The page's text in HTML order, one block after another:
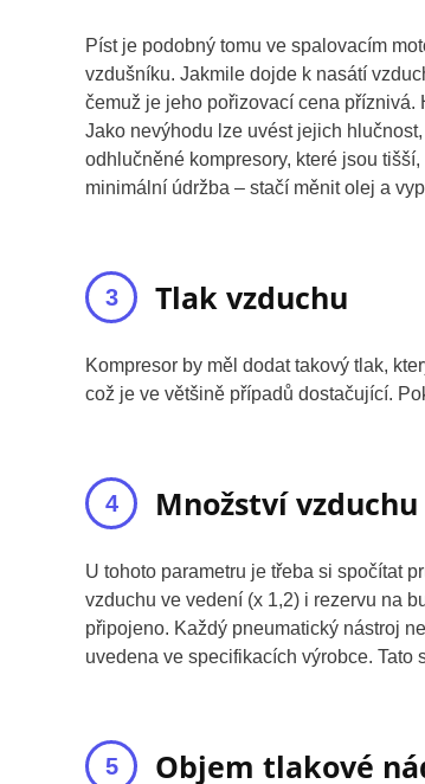
Píst je podobný tomu ve spalovacím
vzdušníku. Jakmile dojde k nasátí
čemuž je jeho pořizovací cena příznivá.
Jako nevýhodu lze uvést jejich
odhlučněné kompresory, které jsou
minimální údržba – stačí měnit olej a
Tlak vzduchu
Kompresor by měl dodat takový tlak,
což je ve většině případů dostačující.
Množství vzduchu
U tohoto parametru je třeba si spočítat
vzduchu ve vedení (x 1,2) i rezervu na
připojeno. Každý pneumatický nástroj
uvedena ve specifikacích výrobce. Tato
Objem tlakové